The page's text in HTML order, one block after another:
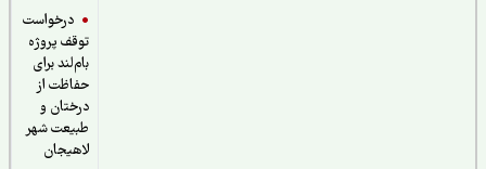
درخواست
توقف پروژه
بام‌لند برای
حفاظت از
درختان و
طبیعت شهر
لاهیجان